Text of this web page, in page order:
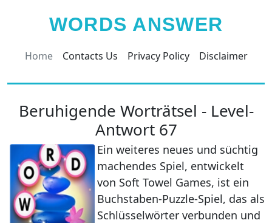
WORDS ANSWER
Home Contacts Us Privacy Policy Disclaimer
Beruhigende Worträtsel - Level-
Antwort 67
Ein weiteres neues und süchtig
machendes Spiel, entwickelt
von Soft Towel Games, ist ein
Buchstaben-Puzzle-Spiel, das als
Schlüsselwörter verbunden und